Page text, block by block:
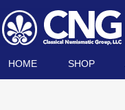
HOME SHOP